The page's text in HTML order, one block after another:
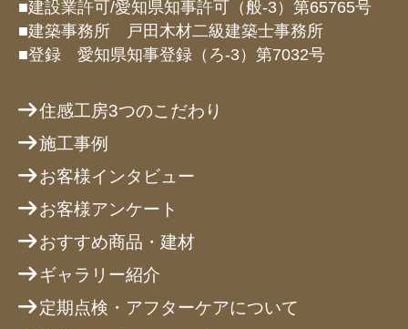
■建設業許可/愛知県知事許可（般-3）第65765号
■建築事務所 戸田木材二級建築士事務所
■登録 愛知県知事登録（ろ-3）第7032号
住感工房3つのこだわり
施工事例
お客様インタビュー
お客様アンケート
おすすめ商品・建材
ギャラリー紹介
定期点検・アフターケアについて